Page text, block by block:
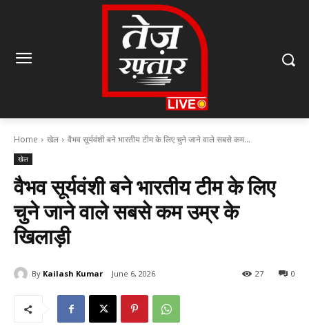
Home खेल वैभव सूर्यवंशी बने भारतीय टीम के लिए चुने जाने वाले सबसे कम...
खेल
वैभव सूर्यवंशी बने भारतीय टीम के लिए
चुने जाने वाले सबसे कम उम्र के
खिलाड़ी
By Kailash Kumar June 6, 2026 0
27